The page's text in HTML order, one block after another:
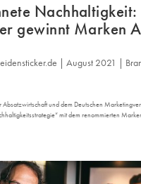
Nachhaltigkeit:
gewinnt Marken
August 2021
Absatzwirtschaft und dem Deutschen
mit dem renommierten